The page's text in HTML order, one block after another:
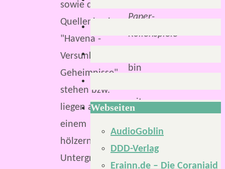
Paper-
Rollenspiele
bin
mit
in
den
Webseiten
AudioGoblin
DDD-Verlag
Erainn.de – Die Coraniaid